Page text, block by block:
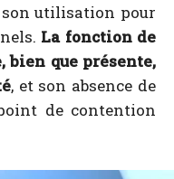
utilisation pour
La fonction de
que présente,
, et son absence de
de contention